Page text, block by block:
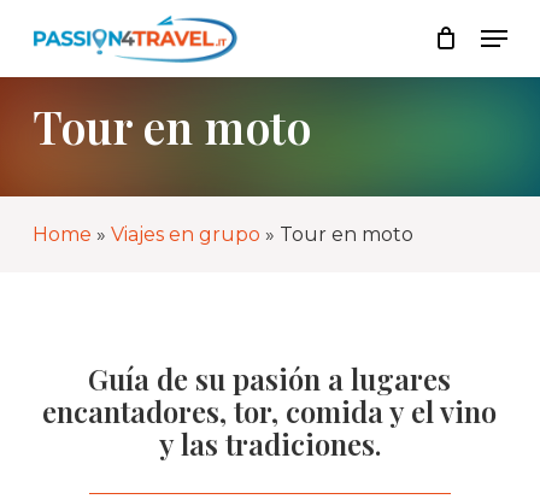
Lista Close
Tour en moto
Home » Viajes en grupo » Tour en moto
Guía de su pasión a lugares
encantadores, tor, comida y el vino
y las tradiciones.